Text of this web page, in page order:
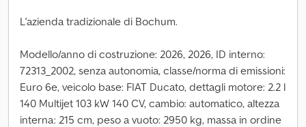
L'azienda tradizionale di Bochum.
Modello/anno di costruzione: 2026, 2026, ID interno:
72313_2002, senza autonomia, classe/norma di emissioni:
Euro 6e, veicolo base: FIAT Ducato, dettagli motore: 2.2 l
140 Multijet 103 kW 140 CV, cambio: automatico, altezza
interna: 215 cm, peso a vuoto: 2950 kg, massa in ordine